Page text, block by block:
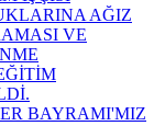
AĞIZ
VE
BAYRAMI'MIZ